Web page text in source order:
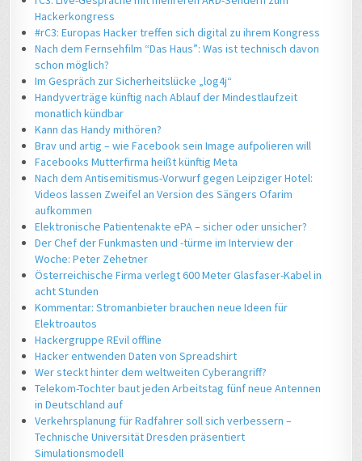
Hackerkongress
#rC3: Europas Hacker treffen sich digital zu ihrem Kongress
Nach dem Fernsehfilm “Das Haus”: Was ist technisch davon
schon möglich?
Im Gespräch zur Sicherheitslücke „log4j“
Handyverträge künftig nach Ablauf der Mindestlaufzeit
monatlich kündbar
Kann das Handy mithören?
Brav und artig – wie Facebook sein Image aufpolieren will
Facebooks Mutterfirma heißt künftig Meta
Nach dem Antisemitismus-Vorwurf gegen Leipziger Hotel:
Videos lassen Zweifel an Version des Sängers Ofarim
aufkommen
Elektronische Patientenakte ePA – sicher oder unsicher?
Der Chef der Funkmasten und -türme im Interview der
Woche: Peter Zehetner
Österreichische Firma verlegt 600 Meter Glasfaser-Kabel in
acht Stunden
Kommentar: Stromanbieter brauchen neue Ideen für
Elektroautos
Hackergruppe REvil offline
Hacker entwenden Daten von Spreadshirt
Wer steckt hinter dem weltweiten Cyberangriff?
Telekom-Tochter baut jeden Arbeitstag fünf neue Antennen
in Deutschland auf
Verkehrsplanung für Radfahrer soll sich verbessern –
Technische Universität Dresden präsentiert
Simulationsmodell